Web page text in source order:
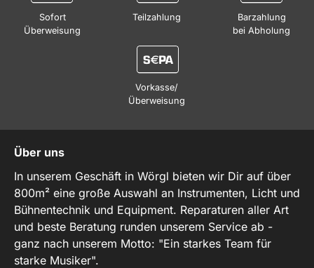
Sofort
Überweisung
Teilzahlung
Barzahlung
bei Abholung
Vorkasse/
Überweisung
Über uns
In unserem Geschäft in Wörgl bieten wir Dir auf über
800m² eine große Auswahl an Instrumenten, Licht und
Bühnentechnik und Equipment. Reparaturen aller Art
und beste Beratung runden unserem Service ab -
ganz nach unserem Motto: "Ein starkes Team für
starke Musiker".